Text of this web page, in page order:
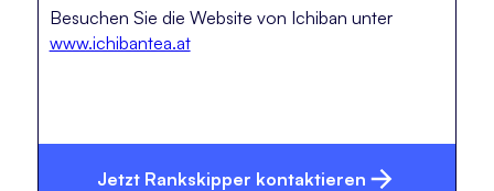
Besuchen Sie die Website von Ichiban unter
www.ichibantea.at
Jetzt Rankskipper kontaktieren